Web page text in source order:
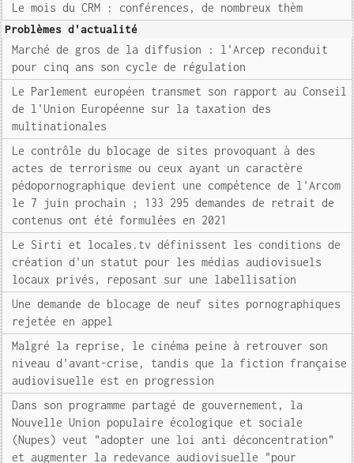
Le mois du CRM : conférences, de nombreux thèm
Problèmes d'actualité
Marché de gros de la diffusion : l'Arcep reconduit
pour cinq ans son cycle de régulation
Le Parlement européen transmet son rapport au Conseil
de l'Union Européenne sur la taxation des
multinationales
Le contrôle du blocage de sites provoquant à des
actes de terrorisme ou ceux ayant un caractère
pédopornographique devient une compétence de l'Arcom
le 7 juin prochain ; 133 295 demandes de retrait de
contenus ont été formulées en 2021
Le Sirti et locales.tv définissent les conditions de
création d'un statut pour les médias audiovisuels
locaux privés, reposant sur une labellisation
Une demande de blocage de neuf sites pornographiques
rejetée en appel
Malgré la reprise, le cinéma peine à retrouver son
niveau d'avant-crise, tandis que la fiction française
audiovisuelle est en progression
Dans son programme partagé de gouvernement, la
Nouvelle Union populaire écologique et sociale
(Nupes) veut "adopter une loi anti déconcentration"
et augmenter la redevance audiovisuelle "pour